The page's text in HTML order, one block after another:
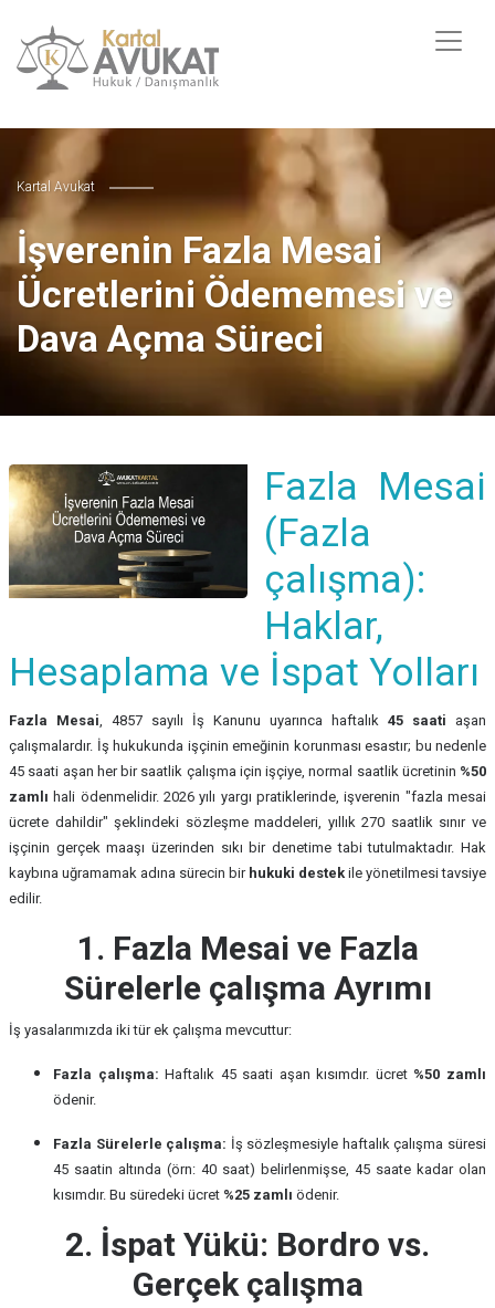
Kartal Avukat
İşverenin Fazla Mesai
Ücretlerini Ödememesi ve
Dava Açma Süreci
Fazla Mesai
(Fazla
çalışma):
Haklar,
Hesaplama ve İspat Yolları
Fazla Mesai, 4857 sayılı İş Kanunu uyarınca haftalık 45 saati aşan
çalışmalardır. İş hukukunda işçinin emeğinin korunması esastır; bu nedenle
45 saati aşan her bir saatlik çalışma için işçiye, normal saatlik ücretinin %50
zamlı hali ödenmelidir. 2026 yılı yargı pratiklerinde, işverenin "fazla mesai
ücrete dahildir" şeklindeki sözleşme maddeleri, yıllık 270 saatlik sınır ve
işçinin gerçek maaşı üzerinden sıkı bir denetime tabi tutulmaktadır. Hak
kaybına uğramamak adına sürecin bir hukuki destek ile yönetilmesi tavsiye
edilir.
1. Fazla Mesai ve Fazla
Sürelerle çalışma Ayrımı
İş yasalarımızda iki tür ek çalışma mevcuttur:
Fazla çalışma: Haftalık 45 saati aşan kısımdır. ücret %50 zamlı
ödenir.
Fazla Sürelerle çalışma: İş sözleşmesiyle haftalık çalışma süresi
45 saatin altında (örn: 40 saat) belirlenmişse, 45 saate kadar olan
kısımdır. Bu süredeki ücret %25 zamlı ödenir.
2. İspat Yükü: Bordro vs.
Gerçek çalışma